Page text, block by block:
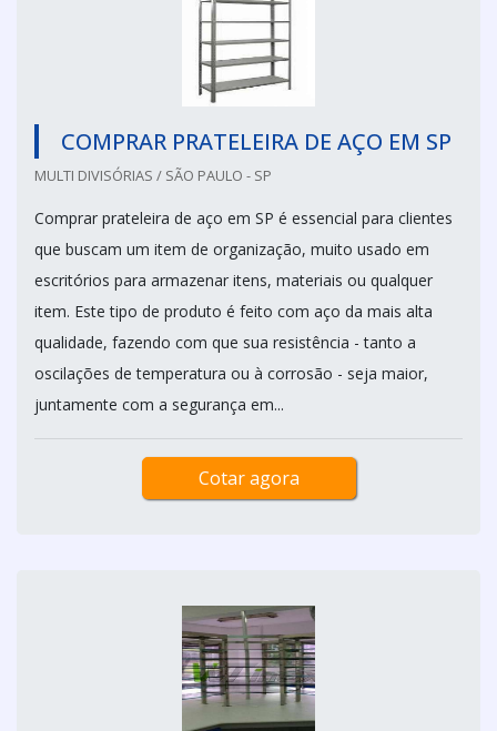
COMPRAR PRATELEIRA DE AÇO EM SP
MULTI DIVISÓRIAS / SÃO PAULO - SP
Comprar prateleira de aço em SP é essencial para clientes
que buscam um item de organização, muito usado em
escritórios para armazenar itens, materiais ou qualquer
item. Este tipo de produto é feito com aço da mais alta
qualidade, fazendo com que sua resistência - tanto a
oscilações de temperatura ou à corrosão - seja maior,
juntamente com a segurança em...
Cotar agora